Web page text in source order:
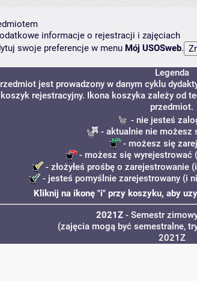
informacje o rejestracji i zajęciach
swoje preferencje w menu Mój USOSweb.
Legenda
jest prowadzony w danym cyklu
rejestracyjny. Ikona koszyka zależy od
przedmiot.
- nie jesteś
- aktualnie nie możesz
- możesz się
- możesz się wyrejestrować
- złożyłeś prośbę o
- jesteś pomyślnie zarejestrowany (i
Kliknij na ikonę "i" przy koszyku, aby
2021Z - Semestr
(zajęcia mogą być semestralne,
2021Z